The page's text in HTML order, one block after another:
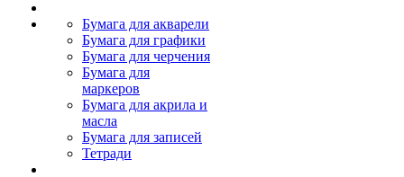
Бумага для акварели
Бумага для графики
Бумага для черчения
Бумага для
маркеров
Бумага для акрила и
масла
Бумага для записей
Тетради